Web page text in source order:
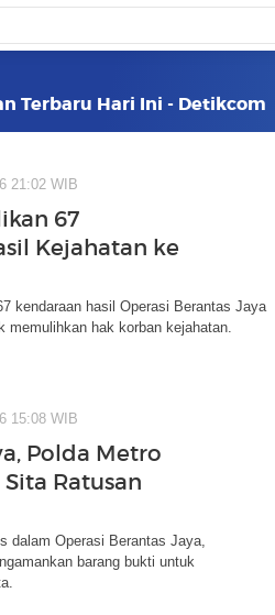
Terbaru Hari Ini - Detikcom
21:02 WIB
67
Kejahatan ke
kendaraan hasil Operasi Berantas Jaya
memulihkan hak korban kejahatan.
15:08 WIB
Polda Metro
Ratusan
dalam Operasi Berantas Jaya,
barang bukti untuk